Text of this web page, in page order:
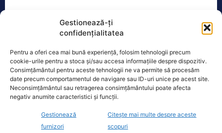
Gestionează-ți
confidențialitatea
Pentru a oferi cea mai bună experiență, folosim tehnologii precum
cookie-urile pentru a stoca și/sau accesa informațiile despre dispozitiv.
Consimțământul pentru aceste tehnologii ne va permite să procesăm
date precum comportamentul de navigare sau ID-uri unice pe acest site.
Neconsimțământul sau retragerea consimțământului poate afecta
negativ anumite caracteristici și funcții.
Gestionează
furnizori
Citește mai multe despre aceste
scopuri
DIANA SOSOACA DONALD TRUMP
Realitatea
Dronă doborâtă de un avion F‑16 în zona
Padina Buzău -…
F‑16 al Forțelor Aeriene Române, în zona Padina, în
județul[...]